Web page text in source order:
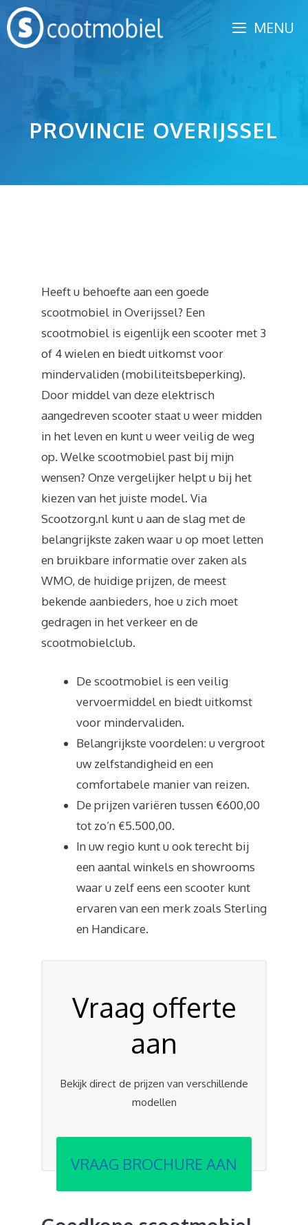
Spring
naar
inhoud
MENU
PROVINCIE OVERIJSSEL
Heeft u behoefte aan een goede
scootmobiel in Overijssel? Een
scootmobiel is eigenlijk een scooter met 3
of 4 wielen en biedt uitkomst voor
mindervaliden (mobiliteitsbeperking).
Door middel van deze elektrisch
aangedreven scooter staat u weer midden
in het leven en kunt u weer veilig de weg
op. Welke scootmobiel past bij mijn
wensen? Onze vergelijker helpt u bij het
kiezen van het juiste model. Via
Scootzorg.nl kunt u aan de slag met de
belangrijkste zaken waar u op moet letten
en bruikbare informatie over zaken als
WMO, de huidige prijzen, de meest
bekende aanbieders, hoe u zich moet
gedragen in het verkeer en de
scootmobielclub.
De scootmobiel is een veilig
vervoermiddel en biedt uitkomst
voor mindervaliden.
Belangrijkste voordelen: u vergroot
uw zelfstandigheid en een
comfortabele manier van reizen.
De prijzen variëren tussen €600,00
tot zo’n €5.500,00.
In uw regio kunt u ook terecht bij
een aantal winkels en showrooms
waar u zelf eens een scooter kunt
ervaren van een merk zoals Sterling
en Handicare.
Vraag offerte
aan
Bekijk direct de prijzen van verschillende
modellen
VRAAG BROCHURE AAN